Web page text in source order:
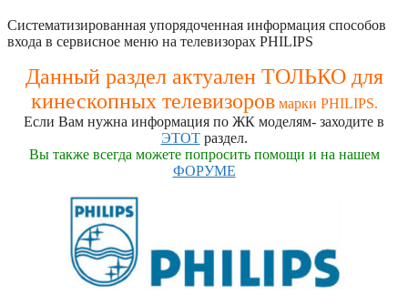
Систематизированная упорядоченная информация способов
входа в сервисное меню на телевизорах PHILIPS
Данный раздел актуален ТОЛЬКО для
кинескопных телевизоровмарки PHILIPS.
Если Вам нужна информация по ЖК моделям- заходите в
ЭТОТраздел.
Вы также всегда можете попросить помощи и на нашем
ФОРУМЕ